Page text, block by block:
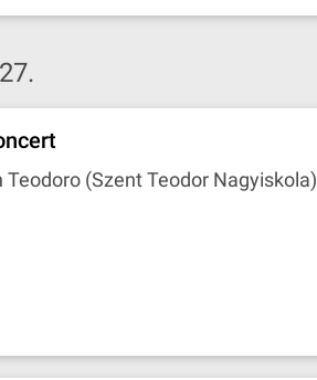
Teodoro (Szent Teodor Nagyiskola)